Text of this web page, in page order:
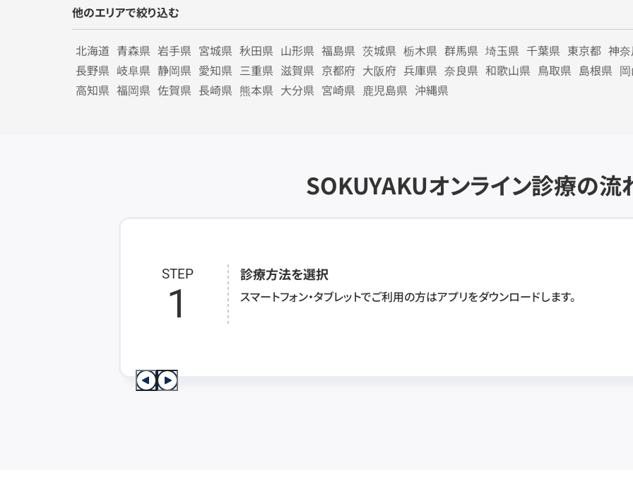
他のエリアで絞り込む
北海道 青森県 岩手県 宮城県 秋田県 山形県 福島県 茨城県 栃木県 群馬県 埼玉県 千葉県 東京都 神
長野県 岐阜県 静岡県 愛知県 三重県 滋賀県 京都府 大阪府 兵庫県 奈良県 和歌山県 鳥取県 島根県
高知県 福岡県 佐賀県 長崎県 熊本県 大分県 宮崎県 鹿児島県 沖縄県
SOKUYAKUオンライン診療の流
STEP
1
診療方法を選択
スマートフォン・タブレットでご利用の方はアプリをダウンロードします。